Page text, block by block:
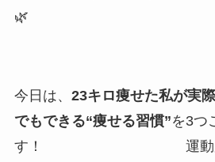
今日は、 23キロ痩せた私が実
でもできる“痩せる習慣”を3つ
す！ 運動が苦手